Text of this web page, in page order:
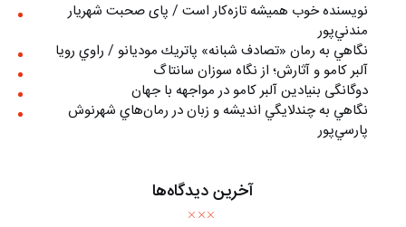
نويسنده خوب هميشه تازه‌كار است / پای صحبت شهريار
مندني‌پور
نگاهي به رمان «تصادف شبانه» پاتريك موديانو / راوي رويا
آلبر کامو و آثارش؛ از نگاه سوزان سانتاگ
دوگانگی بنیادین آلبر کامو در مواجهه با جهان
نگاهي به چندلايگي انديشه و زبان در رمان‌هاي شهرنوش
پارسي‌پور
آخرین دیدگاه‌ها